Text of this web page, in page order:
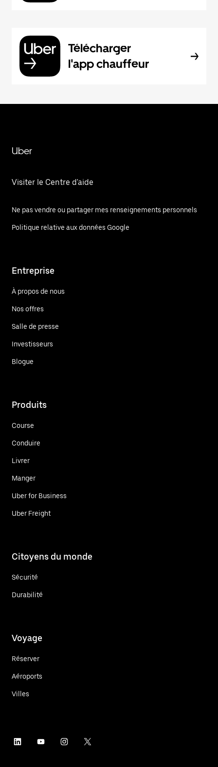
Télécharger
l'app chauffeur
Uber
Visiter le Centre d'aide
Ne pas vendre ou partager mes renseignements personnels
Politique relative aux données Google
Entreprise
À propos de nous
Nos offres
Salle de presse
Investisseurs
Blogue
Produits
Course
Conduire
Livrer
Manger
Uber for Business
Uber Freight
Citoyens du monde
Sécurité
Durabilité
Voyage
Réserver
Aéroports
Villes